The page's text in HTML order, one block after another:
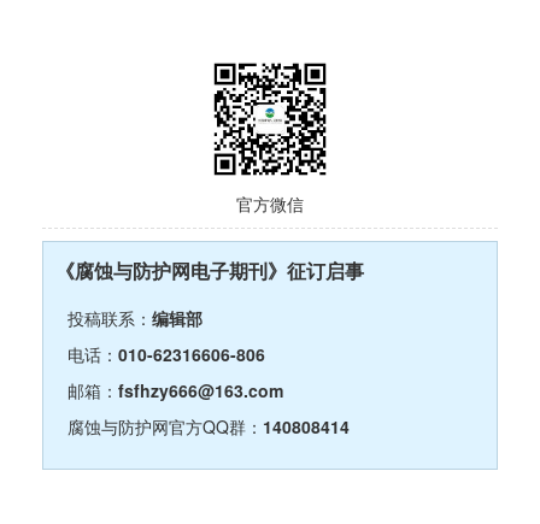
官方微信
《腐蚀与防护网电子期刊》征订启事
投稿联系： 编辑部
电话： 010-62316606-806
邮箱： fsfhzy666@163.com
腐蚀与防护网官方QQ群： 140808414